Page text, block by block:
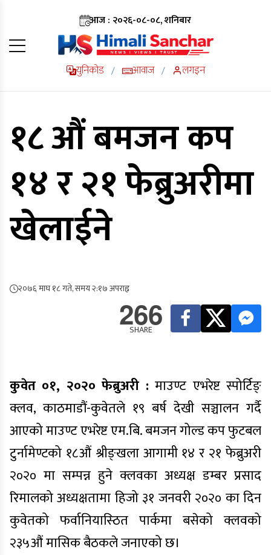
आज : २०२६-०८-०८, शनिबार
युनिकोड / आवाज / लगइन
१८ औं बमजन कप
१४ र २१ फेब्रुअरीमा
खेलाईने
२०७६ माघ १८ गते, समय २:१७ अपराह्न
266
SHARE
कुवेत ०१, २०२० फेब्रुअरी : माउण्ट एभरेष्ट स्पोर्टिङ्
क्लव, काठमाडौं-कुवेतले १९ बर्ष देखी सञ्चालन गर्दै
आएको माउण्ट एभरेष्ट एम.बि. बमजन गोल्ड कप फुटबल
टुर्नामेण्टको १८औं श्रीङ्खला आगामी १४ र २१ फेब्रुअरी
२०२० मा सम्पन्न हुने क्लवका अध्यक्ष डम्बर प्रसाद
रिमालको अध्यक्षतामा हिजो ३१ जनवरी २०२० का दिन
कुवेतको फर्वानियास्ठित पार्कमा बसेको क्लवको
२३५औं मासिक बैठकले जनाएको छ।